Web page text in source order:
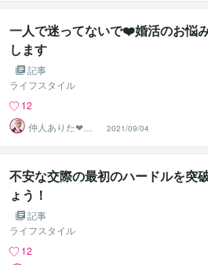
一人で迷ってないで❤️婚活のお悩
します
記事
ライフスタイル
12
仲人ありた❤よ
り添う婚活カウ
ンセラー
2021/09/04
不安な交際の最初のハードルを突
ょう！
記事
ライフスタイル
12